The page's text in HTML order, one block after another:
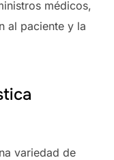
médicos,
al paciente y la
variedad de